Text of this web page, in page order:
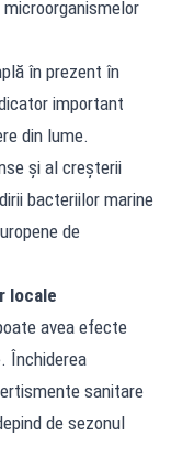
în prezent în
important
din lume.
și al creșterii
bacteriilor marine
de
locale
avea efecte
Închiderea
sanitare
de sezonul